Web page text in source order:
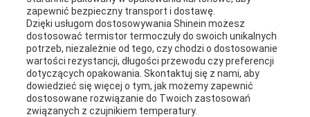
zapewnić bezpieczny transport i dostawę.
Dzięki usługom dostosowywania Shinein możesz
dostosować termistor termoczuły do ​​swoich unikalnych
potrzeb, niezależnie od tego, czy chodzi o dostosowanie
wartości rezystancji, długości przewodu czy preferencji
dotyczących opakowania. Skontaktuj się z nami, aby
dowiedzieć się więcej o tym, jak możemy zapewnić
dostosowane rozwiązanie do Twoich zastosowań
związanych z czujnikiem temperatury.